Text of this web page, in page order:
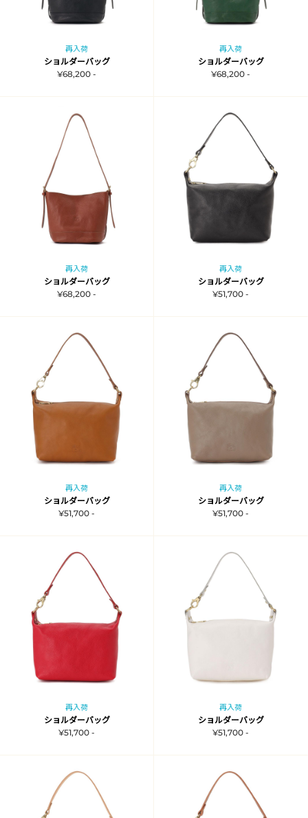
再入荷
ショルダーバッグ
¥68,200 -
再入荷
ショルダーバッグ
¥68,200 -
再入荷
ショルダーバッグ
¥68,200 -
再入荷
ショルダーバッグ
¥51,700 -
再入荷
ショルダーバッグ
¥51,700 -
再入荷
ショルダーバッグ
¥51,700 -
再入荷
ショルダーバッグ
¥51,700 -
再入荷
ショルダーバッグ
¥51,700 -